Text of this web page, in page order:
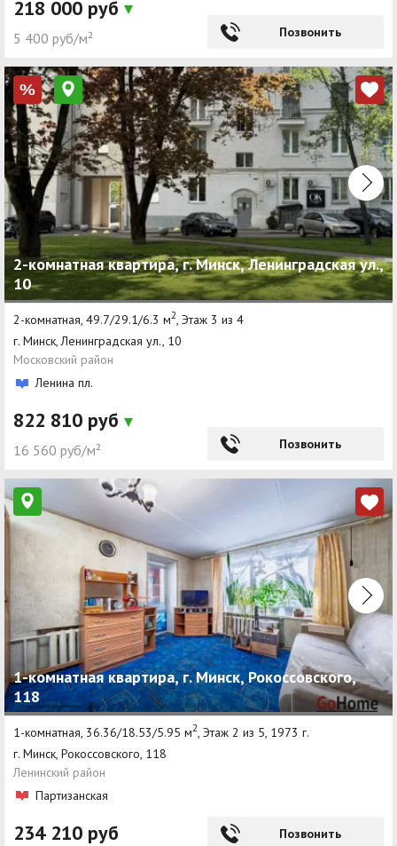
218 000 руб
5 400 руб/м² Позвонить
%
2-комнатная квартира, г. Минск, Ленинградская ул.,
10
2-комнатная, 49.7/29.1/6.3 м2, Этаж 3 из 4
г. Минск, Ленинградская ул., 10
Московский район
Ленина пл.
822 810 руб
16 560 руб/м² Позвонить
1-комнатная квартира, г. Минск, Рокоссовского,
118
1-комнатная, 36.36/18.53/5.95 м2 , Этаж 2 из 5, 1973 г.
г. Минск, Рокоссовского, 118
Ленинский район
Партизанская
234 210 руб Позвонить